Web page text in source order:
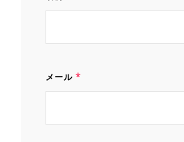
メール *